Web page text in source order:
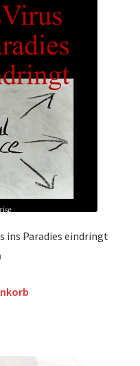
ins Paradies eindringt